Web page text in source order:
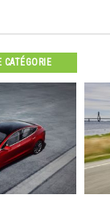
CATÉGORIE